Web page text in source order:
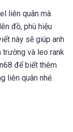
liên quân mà
đồ, phù hiệu
này sẽ giúp anh
trường và leo rank
để biết thêm
liên quân nhé.